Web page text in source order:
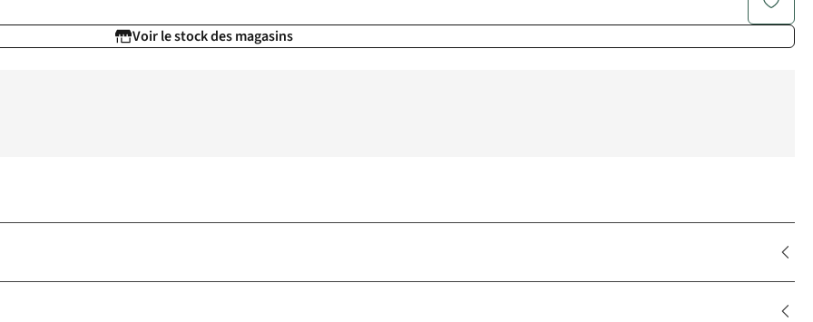
Voir le stock des magasins